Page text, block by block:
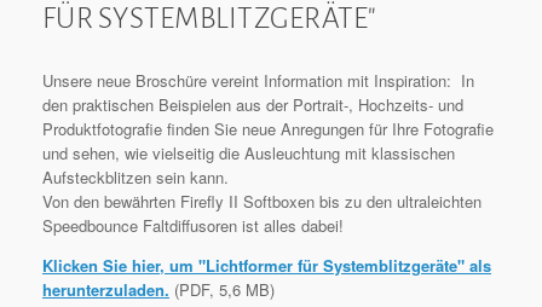
FÜR SYSTEMBLITZGERÄTE"
Unsere neue Broschüre vereint Information mit Inspiration: In
den praktischen Beispielen aus der Portrait-, Hochzeits- und
Produktfotografie finden Sie neue Anregungen für Ihre Fotografie
und sehen, wie vielseitig die Ausleuchtung mit klassischen
Aufsteckblitzen sein kann.
Von den bewährten Firefly II Softboxen bis zu den ultraleichten
Speedbounce Faltdiffusoren ist alles dabei!
Klicken Sie hier, um "Lichtformer für Systemblitzgeräte" als
herunterzuladen. (PDF, 5,6 MB)